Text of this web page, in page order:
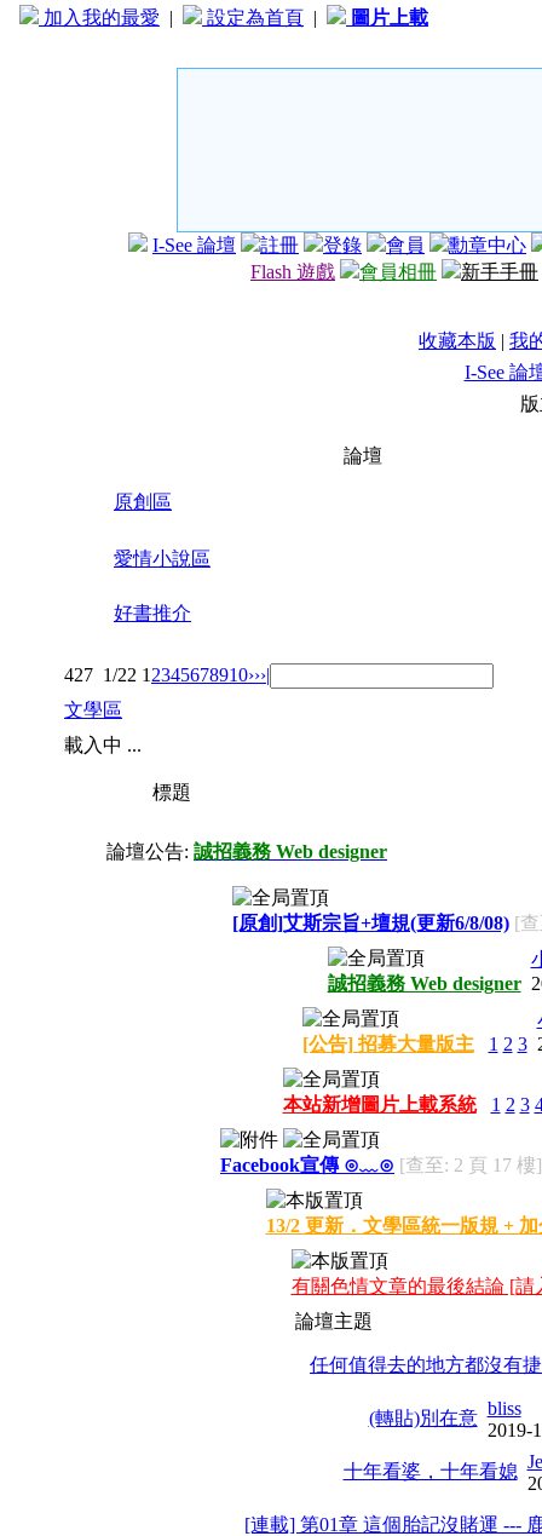
加入我的最愛 | 設定為首頁 | 圖片上載
I-See 論壇 註冊 登錄 會員
勳章中心
Flash 遊戲
會員相冊 新手手冊
收藏本版 | 我
I-See 論
論壇
原創區
愛情小說區
好書推介
427 1/22 1 2345678910›››|
文學區
載入中 ...
標題
論壇公告: 誠招義務 Web designer
[原創]艾斯宗旨+壇規(更新6/8/08) [
誠招義務 Web designer
[公告] 招募大量版主 1 2 3
本站新增圖片上載系統 1 2 3
Facebook宣傳 ⊙﹏⊙ [查至: 2 頁 17 樓]
13/2 更新．文學區統一版規 +
有關色情文章的最後結論 [請
論壇主題
任何值得去的地方都沒有
(轉貼)別在意 bliss
2019-
十年看婆，十年看媳
[連載] 第01章 這個胎記沒賭運 ---